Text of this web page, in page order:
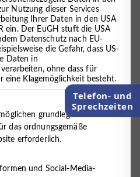
mit den
wörtlich übersetzt
eine medizinische
mit Sprach-, Sprech-,
befasst. Logopädie
werden, sie
mit Diagnostik, Beratung,
Auch im MVZ
sind zwei Logopädinnen
Telefon- und
Sprechzeiten
Nutzung dieser Services
Ihrer Daten in den USA
ein. Der EuGH stuft die USA
Datenschutz nach EU-
die Gefahr, dass US-
Daten in
ohne dass für
eine Klagemöglichkeit besteht.
Gruppen, für die eine Einwilligung
grundlegende
das ordnungsgemäße
erforderlich.
und Social-Media-